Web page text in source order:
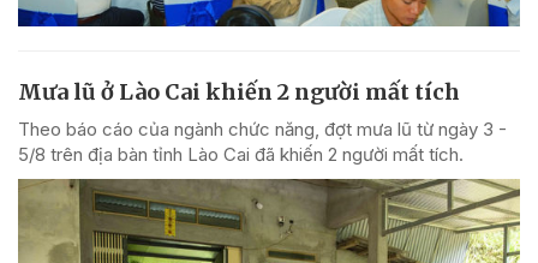
Mưa lũ ở Lào Cai khiến 2 người mất tích
Theo báo cáo của ngành chức năng, đợt mưa lũ từ ngày 3 -
5/8 trên địa bàn tỉnh Lào Cai đã khiến 2 người mất tích.